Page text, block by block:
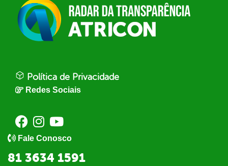
Política de Privacidade
Redes Sociais
Fale Conosco
81 3634 1591